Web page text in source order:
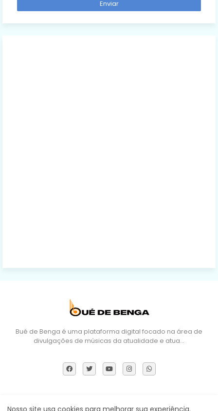
Bué de Benga é uma plataforma digital focado na área de
divulgações de músicas da atualidade e atua…
Sobre Nós DMCA Termos e Políticas Contactos
Nosso site usa cookies para melhorar sua experiência.